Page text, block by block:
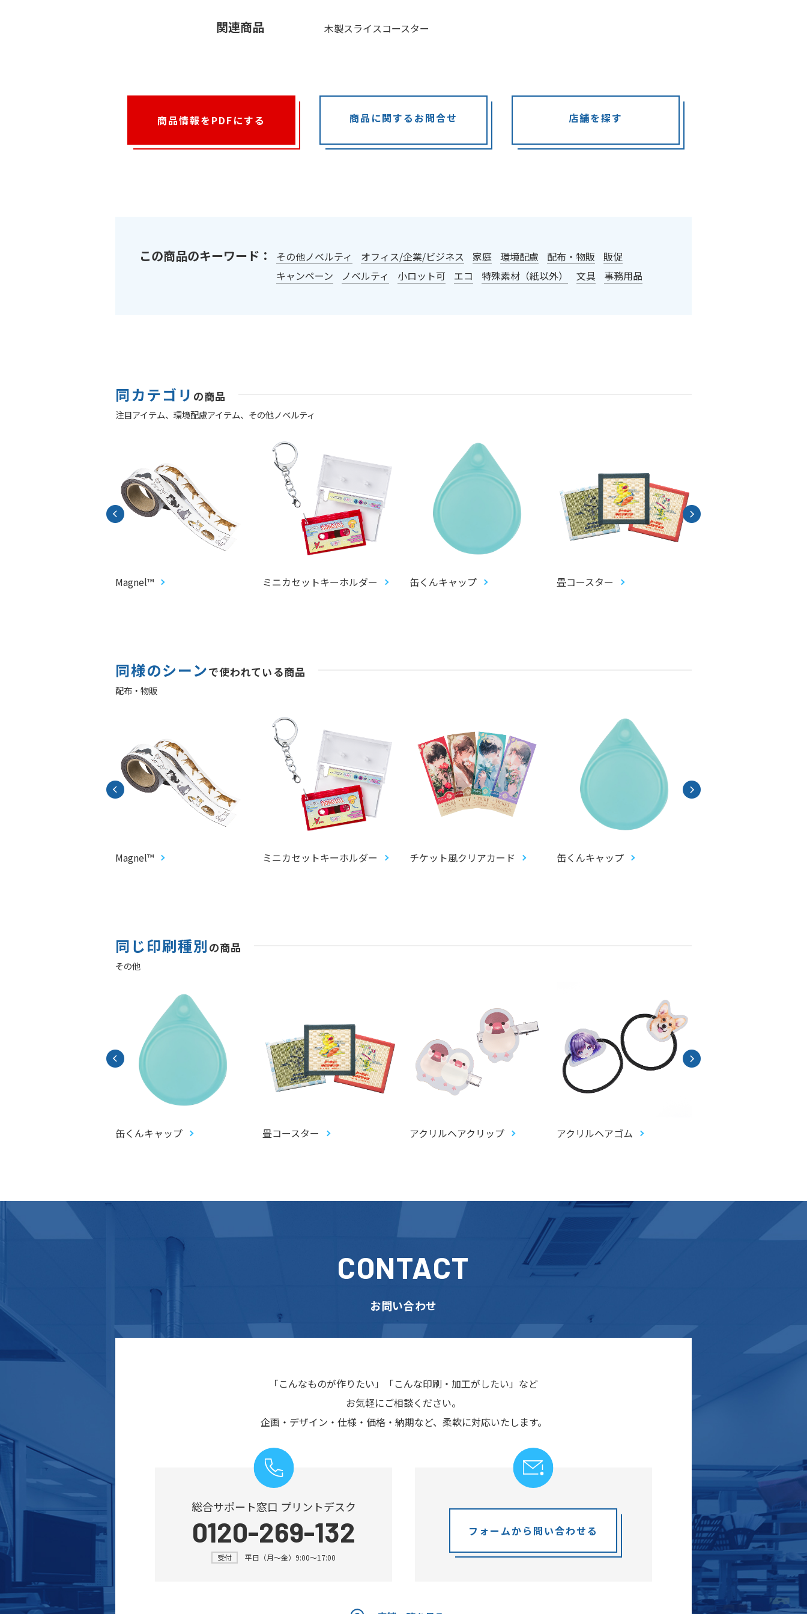
関連商品 木製スライスコースター
商品情報をPDFにする 商品に関するお問合せ 店舗を探す
この商品のキーワード： その他ノベルティ オフィス/企業/ビジネス 家庭 環境配慮 配布・物販
販促
キャンペーン
ノベルティ 小ロット可 エコ 特殊素材（紙以外） 文具 事務用品
同カテゴリ の商品
注目アイテム、 環境配慮アイテム、 その他ノベルティ
Magnel™ ミニカセットキーホルダー 缶くんキャップ 畳コースター
同様のシーンで使われている商品
配布・物販
Magnel™ ミニカセットキーホルダー チケット風クリアカード 缶くんキャップ
同じ印刷種別 の商品
その他
缶くんキャップ 畳コースター アクリルヘアクリップ アクリルヘアゴム
CONTACT
お問い合わせ
「こんなものが作りたい」
「こんな印刷・加工がしたい」など
お気軽にご相談ください。
企画・デザイン・仕様・価格・納期など、 柔軟に対応いたします。
総合サポート窓口 プリントデスク
0120-269-132
受付 平日（月～金）9:00～17:00
フォームから問い合わせる